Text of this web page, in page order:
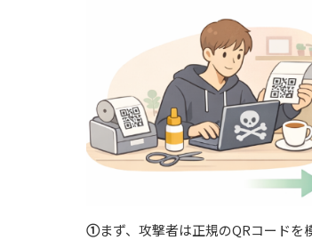
①まず、攻撃者は正規のQRコードを